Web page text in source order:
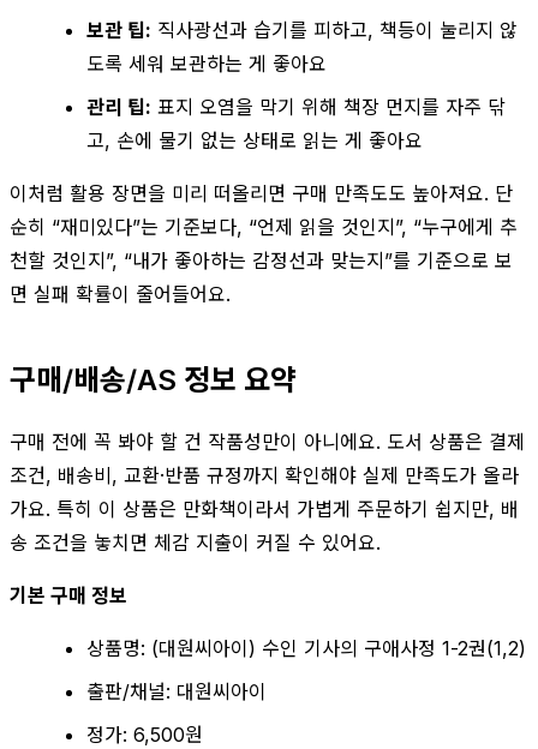
보관 팁: 직사광선과 습기를 피하고, 책등이 눌리지 않
도록 세워 보관하는 게 좋아요
관리 팁: 표지 오염을 막기 위해 책장 먼지를 자주 닦
고, 손에 물기 없는 상태로 읽는 게 좋아요
이처럼 활용 장면을 미리 떠올리면 구매 만족도도 높아져요. 단
순히 “재미있다”는 기준보다, “언제 읽을 것인지”, “누구에게 추
천할 것인지”, “내가 좋아하는 감정선과 맞는지”를 기준으로 보
면 실패 확률이 줄어들어요.
구매/배송/AS 정보 요약
구매 전에 꼭 봐야 할 건 작품성만이 아니에요. 도서 상품은 결제
조건, 배송비, 교환·반품 규정까지 확인해야 실제 만족도가 올라
가요. 특히 이 상품은 만화책이라서 가볍게 주문하기 쉽지만, 배
송 조건을 놓치면 체감 지출이 커질 수 있어요.
기본 구매 정보
상품명: (대원씨아이) 수인 기사의 구애사정 1-2권(1,2)
출판/채널: 대원씨아이
정가: 6,500원